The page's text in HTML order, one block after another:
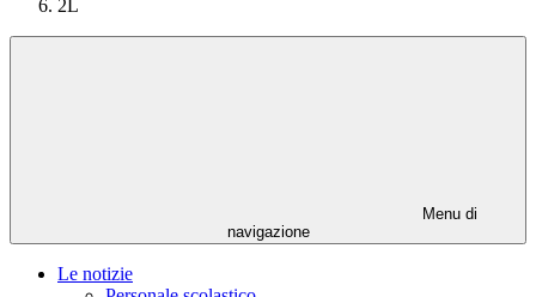
2L
Menu di
navigazione
Le notizie